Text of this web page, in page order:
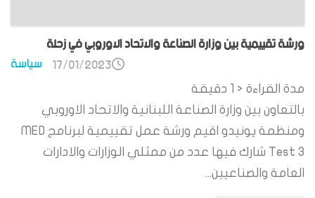
ورشة تقييمية بين وزارة الصناعة والاتحاد الاوروبي في زحلة
سياسة 17/01/2023
مدة القراءة < 1
دقيقة
بالتعاون بين وزارة الصناعة اللبنانية والاتحاد الاوروبي
ومنظمة يونيدو اقيم ورشة عمل تقييمية لبرنامج MED
Test 3 شارك فيها عدد من ممثلي الوزارات والادارات
العامة والصناعيين...